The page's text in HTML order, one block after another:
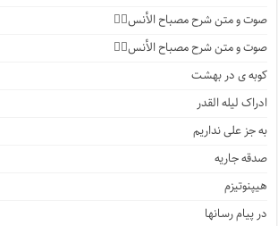
صوت و متن شرح مصباح الأنس۷️⃣
صوت و متن شرح مصباح الأنس۶️⃣
کوبه ی در بهشت
ادراک لیله القدر
به جز علی نداریم
صدقه جاریه
هیپنوتیزم
در پیام رسانها